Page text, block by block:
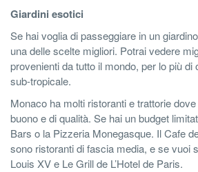
Giardini esotici
Se hai voglia di passeggiare in un
una delle scelte migliori. Potrai vedere
provenienti da tutto il mondo, per lo più di
sub-tropicale.
Monaco ha molti ristoranti e trattorie
buono e di qualità. Se hai un budget
Bars o la Pizzeria Monegasque. Il Cafe
sono ristoranti di fascia media, e se vuoi
Louis XV e Le Grill de L’Hotel de Paris.